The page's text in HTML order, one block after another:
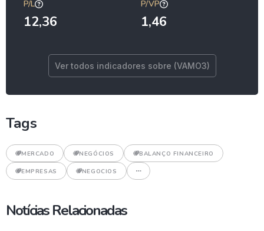
P/L
12,36
P/VP
1,46
Ver todos indicadores sobre (VAMO3)
Tags
MERCADO NEGÓCIOS BALANÇO FINANCEIRO
EMPRESAS NEGOCIOS
Notícias Relacionadas